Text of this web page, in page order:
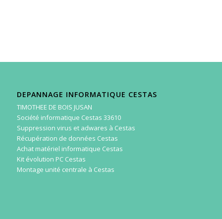
DEPANNAGE INFORMATIQUE CESTAS
TIMOTHEE DE BOIS JUSAN
Société informatique Cestas 33610
Suppression virus et adwares à Cestas
Récupération de données Cestas
Achat matériel informatique Cestas
Kit évolution PC Cestas
Montage unité centrale à Cestas